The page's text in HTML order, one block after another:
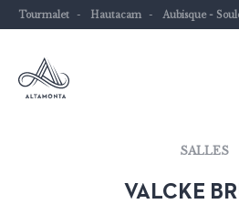
Tourmalet Hautacam Aubisque -
SALLES
VALCKE